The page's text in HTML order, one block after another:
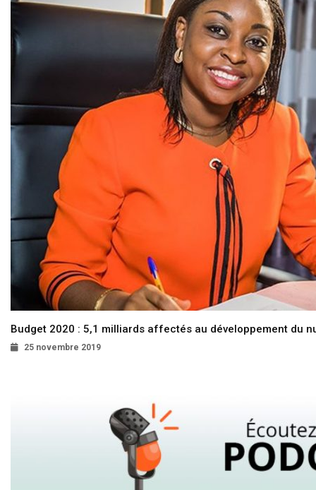
Budget 2020 : 5,1 milliards affectés au développement du
25 novembre 2019